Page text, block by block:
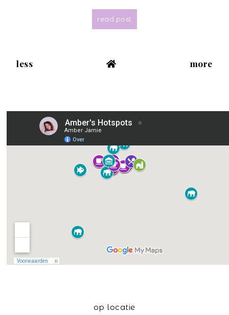
read post
less more
op locatie